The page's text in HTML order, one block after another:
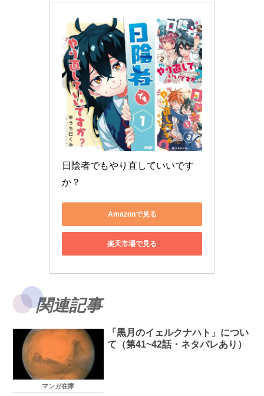
日陰者でもやり直していいです
か？
Amazonで見る
楽天市場で見る
関連記事
マンガ在庫
「黒月のイェルクナハト」につい
て（第41~42話・ネタバレあり）